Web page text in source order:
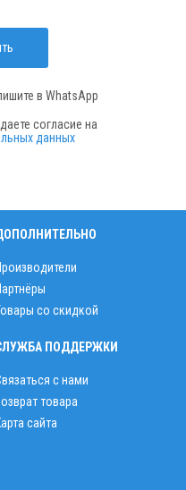
в WhatsApp
согласие на
данных
со скидкой
ПОДДЕРЖКИ
с нами
товара
сайта